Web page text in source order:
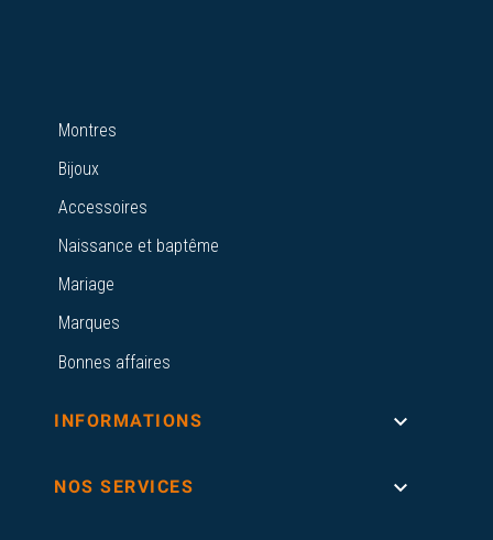
Montres
Bijoux
Accessoires
Naissance et baptême
Mariage
Marques
Bonnes affaires
INFORMATIONS 
NOS SERVICES 